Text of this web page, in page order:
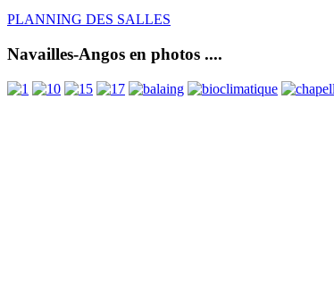
PLANNING DES SALLES
Navailles-Angos en photos ....